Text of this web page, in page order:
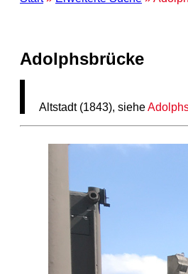
Adolphsbrücke
Altstadt (1843), siehe